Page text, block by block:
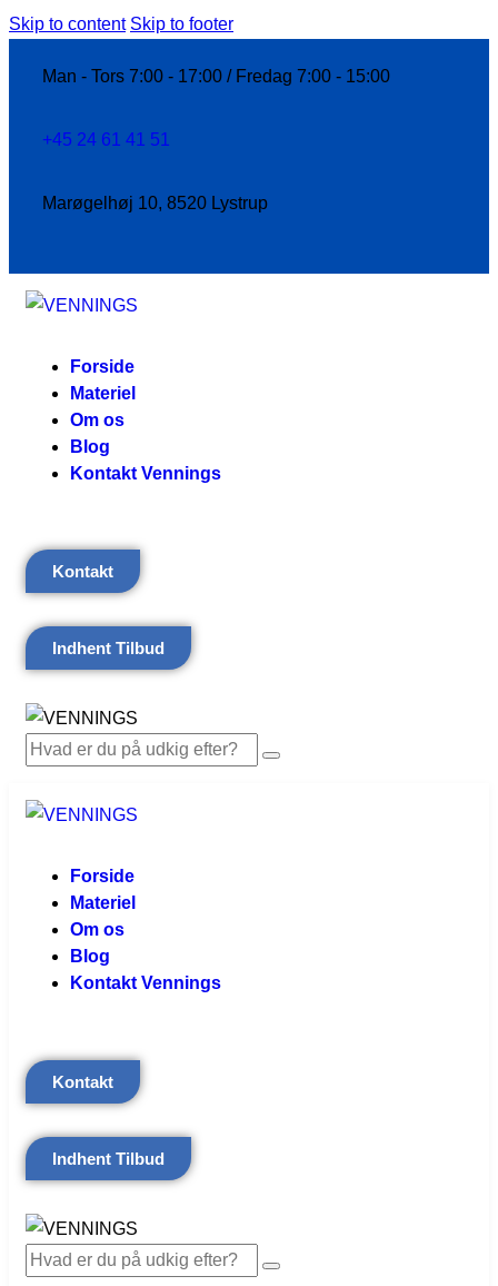
Skip to content Skip to footer
Man - Tors 7:00 - 17:00 / Fredag 7:00 - 15:00
+45 24 61 41 51
Marøgelhøj 10, 8520 Lystrup
Forside
Materiel
Om os
Blog
Kontakt Vennings
Kontakt
Indhent Tilbud
Forside
Materiel
Om os
Blog
Kontakt Vennings
Kontakt
Indhent Tilbud